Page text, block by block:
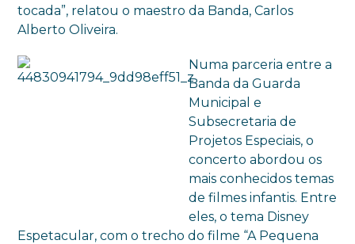
tocada”, relatou o maestro da Banda, Carlos
Alberto Oliveira.
Numa parceria entre a
Banda da Guarda
Municipal e
Subsecretaria de
Projetos Especiais, o
concerto abordou os
mais conhecidos temas
de filmes infantis. Entre
eles, o tema Disney
Espetacular, com o trecho do filme “A Pequena